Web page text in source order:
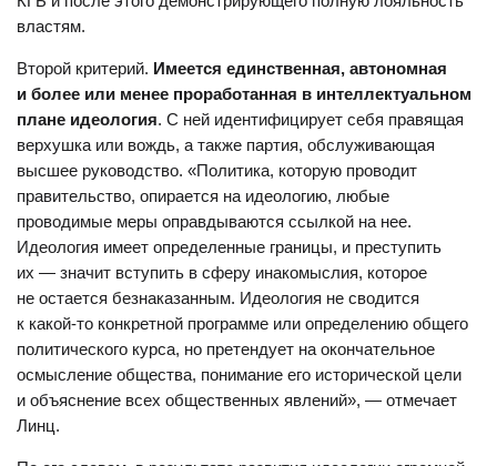
властям.
Второй критерий. Имеется единственная, автономная
и более или менее проработанная в интеллектуальном
плане идеология. С ней идентифицирует себя правящая
верхушка или вождь, а также партия, обслуживающая
высшее руководство. «Политика, которую проводит
правительство, опирается на идеологию, любые
проводимые меры оправдываются ссылкой на нее.
Идеология имеет определенные границы, и преступить
их — значит вступить в сферу инакомыслия, которое
не остается безнаказанным. Идеология не сводится
к какой-то конкретной программе или определению общего
политического курса, но претендует на окончательное
осмысление общества, понимание его исторической цели
и объяснение всех общественных явлений», — отмечает
Линц.